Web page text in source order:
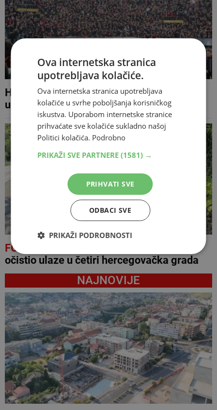
Horde zla neće u Mostar, žestoko prozvali
upravu
FOTO
očistio ulaze u četiri hercegovačka grada
NAJNOVIJE
Ova internetska stranica
upotrebljava kolačiće.
Ova internetska stranica upotrebljava
kolačiće u svrhe poboljšanja korisničkog
iskustva. Uporabom internetske stranice
prihvaćate sve kolačiće sukladno našoj
Politici kolačića. Podrobno
PRIKAŽI SVE PARTNERE (1581) →
PRIHVATI SVE
ODBACI SVE
PRIKAŽI PODROBNOSTI